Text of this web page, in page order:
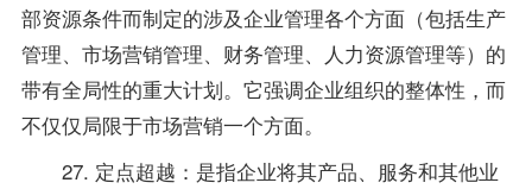
部资源条件而制定的涉及企业管理各个方面（包括生产
管理、市场营销管理、财务管理、人力资源管理等）的
带有全局性的重大计划。它强调企业组织的整体性，而
不仅仅局限于市场营销一个方面。
27. 定点超越：是指企业将其产品、服务和其他业